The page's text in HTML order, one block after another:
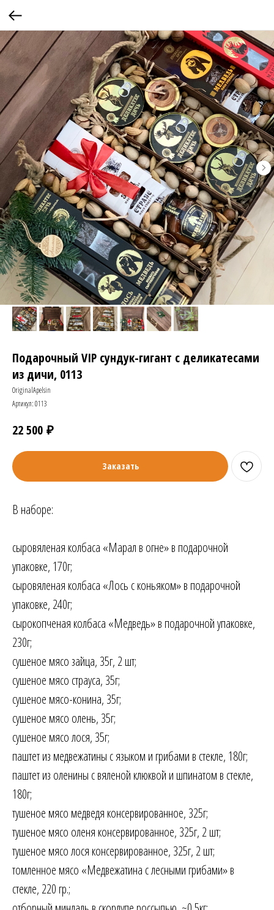
Подарочный VIP сундук-гигант с деликатесами
из дичи, 0113
OriginalApelsin
Артикул:0113
22 500 ₽
Заказать
В наборе:
сыровяленая колбаса «Марал в огне» в подарочной
упаковке, 170г;
сыровяленая колбаса «Лось с коньяком» в подарочной
упаковке, 240г;
сырокопченая колбаса «Медведь» в подарочной упаковке,
230г;
сушеное мясо зайца, 35г, 2 шт;
сушеное мясо страуса, 35г;
сушеное мясо-конина, 35г;
сушеное мясо олень, 35г;
сушеное мясо лося, 35г;
паштет из медвежатины с языком и грибами в стекле, 180г;
паштет из оленины с вяленой клюквой и шпинатом в стекле,
180г;
тушеное мясо медведя консервированное, 325г;
тушеное мясо оленя консервированное, 325г, 2 шт;
тушеное мясо лося консервированное, 325г, 2 шт;
томленное мясо «Медвежатина с лесными грибами» в
стекле, 220 гр.;